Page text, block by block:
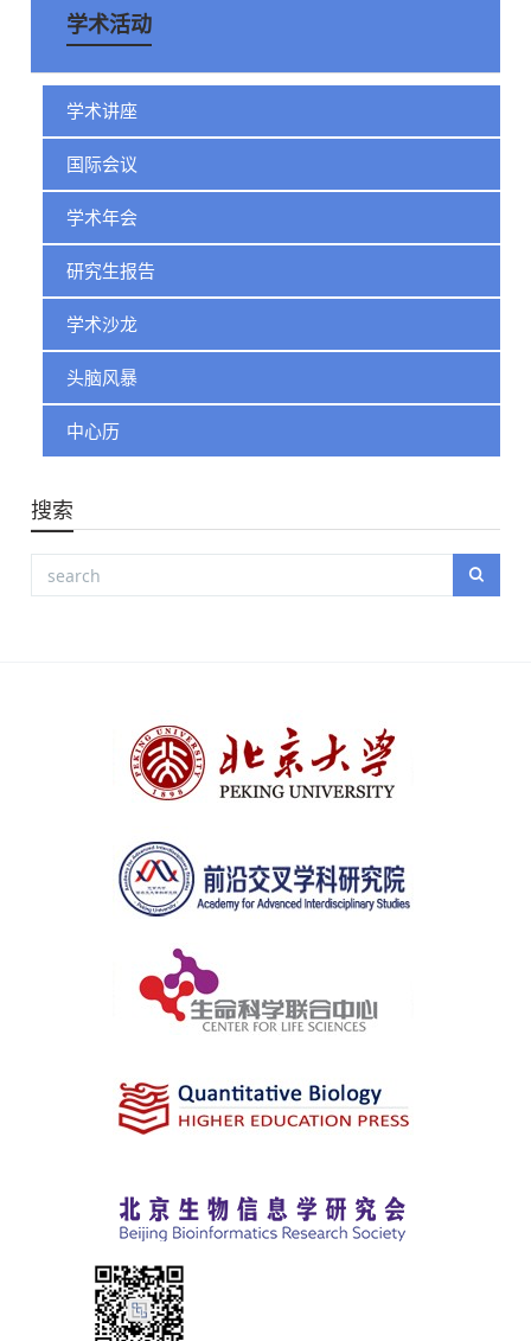
学术活动
学术讲座
国际会议
学术年会
研究生报告
学术沙龙
头脑风暴
中心历
搜索